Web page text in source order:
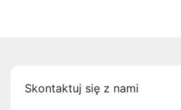
Skontaktuj się z nami